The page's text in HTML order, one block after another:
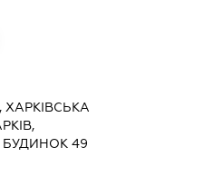
ХАРКІВСЬКА
49